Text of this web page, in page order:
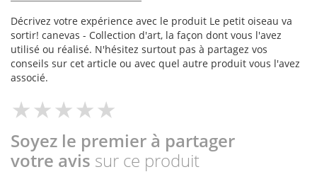
Décrivez votre expérience avec le produit Le petit oiseau va
sortir! canevas - Collection d'art, la façon dont vous l'avez
utilisé ou réalisé. N'hésitez surtout pas à partagez vos
conseils sur cet article ou avec quel autre produit vous l'avez
associé.
Soyez le premier à partager
votre avis sur ce produit